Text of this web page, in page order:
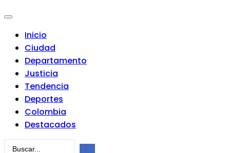
Inicio
Ciudad
Departamento
Justicia
Tendencia
Deportes
Colombia
Destacados
Search